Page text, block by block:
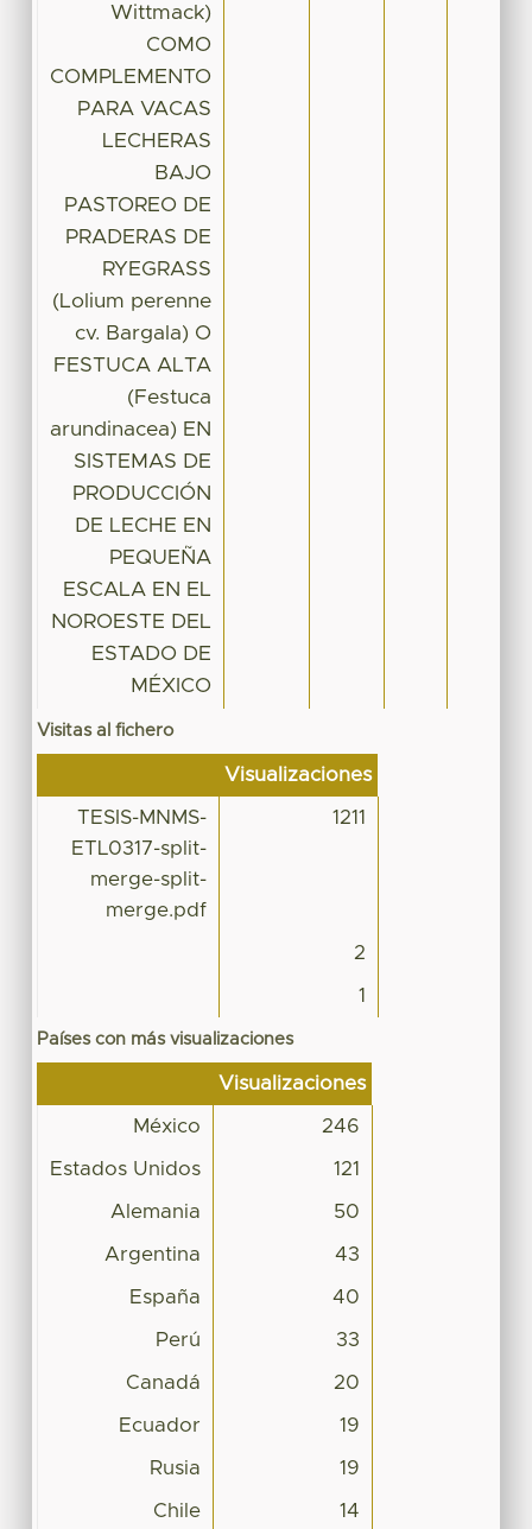
Wittmack)
COMO
COMPLEMENTO
PARA VACAS
LECHERAS
BAJO
PASTOREO DE
PRADERAS DE
RYEGRASS
(Lolium perenne
cv. Bargala) O
FESTUCA ALTA
(Festuca
arundinacea) EN
SISTEMAS DE
PRODUCCIÓN
DE LECHE EN
PEQUEÑA
ESCALA EN EL
NOROESTE DEL
ESTADO DE
MÉXICO
Visitas al fichero
Visualizaciones
TESIS-MNMS-
ETL0317-split-
merge-split-
merge.pdf
1211
2
1
Países con más visualizaciones
Visualizaciones
México 246
Estados Unidos 121
Alemania 50
Argentina 43
España 40
Perú 33
Canadá 20
Ecuador 19
Rusia 19
Chile 14